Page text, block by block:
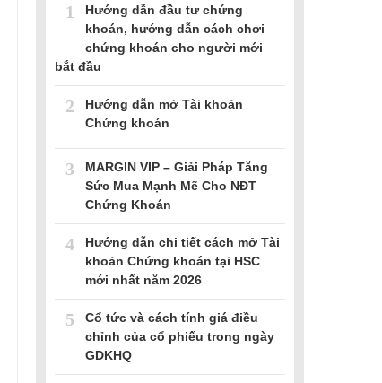
1
Hướng dẫn đầu tư chứng
khoán, hướng dẫn cách chơi
chứng khoán cho người mới
bắt đầu
2
Hướng dẫn mở Tài khoản
Chứng khoán
3
MARGIN VIP – Giải Pháp Tăng
Sức Mua Mạnh Mẽ Cho NĐT
Chứng Khoán
4
Hướng dẫn chi tiết cách mở Tài
khoản Chứng khoán tại HSC
mới nhất năm 2026
5
Cổ tức và cách tính giá điều
chỉnh của cổ phiếu trong ngày
GDKHQ